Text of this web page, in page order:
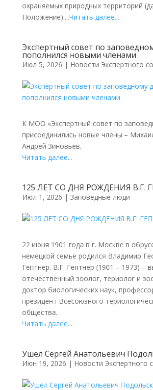
охраняемых природных территорий
Положение):...Читать далее...
Экспертный совет по
пополнился новыми членами
Июл 5, 2026 | Новости Экспертного
К МОО «Экспертный совет по
присоединились новые члены –
Андрей Зиновьев.
Читать далее...
125 ЛЕТ СО ДНЯ РОЖДЕНИЯ В.Г.
Июл 1, 2026 | Заповедные люди
22 июня 1901 года в г. Москве в
немецкой семье родился Владимир
Гептнер. В.Г. Гептнер (1901 – 1973) –
отечественный зоолог, териолог и
доктор биологических наук,
президент Всесоюзного
общества.
Читать далее...
Ушёл Сергей Анатольевич
Июн 19, 2026 | Новости Экспертного